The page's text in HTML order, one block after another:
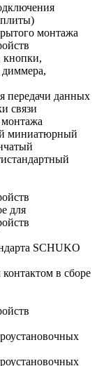
монтажа
кнопки,
диммера,
передачи данных
связи
миниатюрный
для
SCHUKO
в сборе